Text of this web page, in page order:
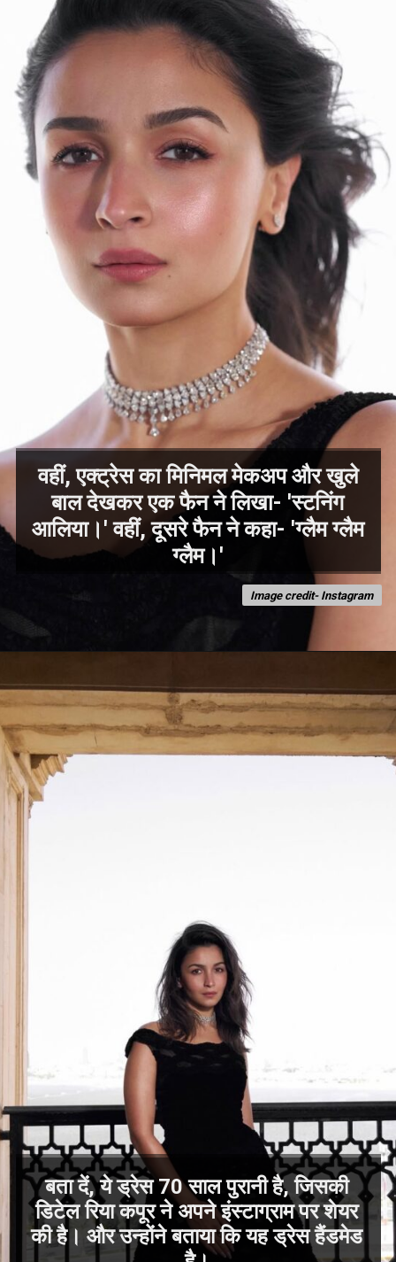
वहीं, एक्ट्रेस का मिनिमल मेकअप और खुले
बाल देखकर एक फैन ने लिखा- 'स्टनिंग
आलिया।' वहीं, दूसरे फैन ने कहा- 'ग्लैम ग्लैम
Image credit- Instagram
बता दें, ये ड्रेस 70 साल पुरानी है, जिसकी
डिटेल रिया कपूर ने अपने इंस्टाग्राम पर शेयर
की है। और उन्होंने बताया कि यह ड्रेस हैंडमेड